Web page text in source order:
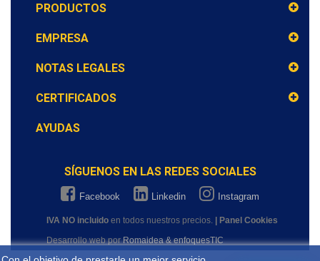
PRODUCTOS
EMPRESA
NOTAS LEGALES
CERTIFICADOS
AYUDAS
SÍGUENOS EN LAS REDES SOCIALES
Facebook Linkedin Instagram
IVA NO incluido en todos nuestros precios.
| Panel Cookies
Desarrollo web porRomaidea & enfoquesTIC